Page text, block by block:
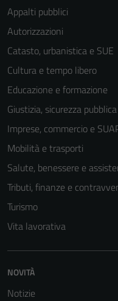
Appalti pubblici
Autorizzazioni
Catasto, urbanistica e SUE
Cultura e tempo libero
Educazione e formazione
Giustizia, sicurezza
Imprese, commercio e
Mobilità e trasporti
Salute, benessere e
Tributi, finanze e
Turismo
Vita lavorativa
NOVITÀ
Notizie